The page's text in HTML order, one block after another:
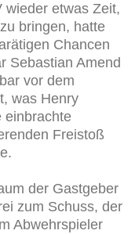
wieder etwas Zeit,
bringen, hatte
Chancen
Sebastian Amend
vor dem
was Henry
einbrachte
Freistoß
der Gastgeber
zum Schuss, der
Abwehrspieler